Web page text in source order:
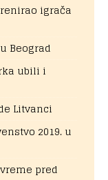
igrača
Beograd
ubili i
Litvanci
2019. u
pred